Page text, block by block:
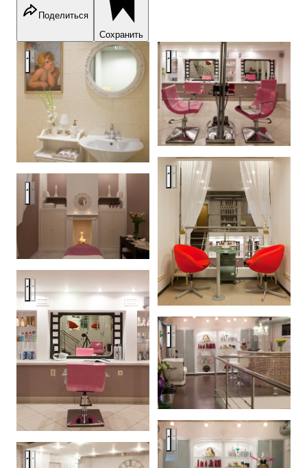
Поделиться
Сохранить
Салон Красоты Салон Красоты
Салон Красоты
Салон Красоты
Салон Красоты
Салон Красоты
Салон Красоты
Салон Красоты